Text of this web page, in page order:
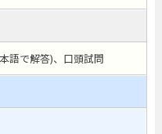
語で解答)、口頭試問